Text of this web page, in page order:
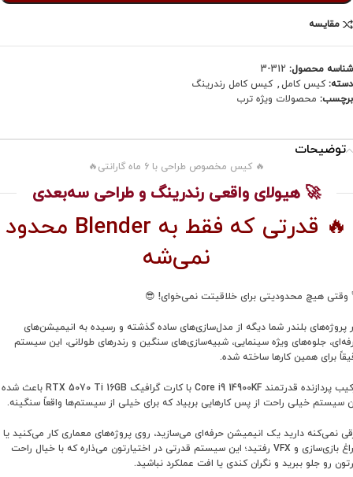
مقایسه
شناسه محصول: 312-3
دسته: کیس کامل, کیس کامل رندرینگ
برچسب: محصولات ویژه ترب
توضیحات
🔥 کیس مخصوص طراحی با 6 ماه گارانتی🔥
🚀 هیولای واقعی رندرینگ و طراحی سه‌بعدی
🔥 قدرتی که فقط به Blender محدود
نمی‌شه
وقتی هیچ محدودیتی برای خلاقیتت نمی‌خوای! 😎
پروژه‌های بلندر شما دیگه از مدل‌سازی‌های ساده گذشته و رسیده به انیمیشن‌های
جلوه‌های ویژه سینمایی، شبیه‌سازی‌های سنگین و رندرهای طولانی، این سیستم
برای همین کارها ساخته شده.
ترکیب پردازنده قدرتمند Core i9 14900KF با کارت گرافیک RTX 5070 Ti 16GB باعث شده
سیستم خیلی راحت از پس کارهایی بربیاد که برای خیلی از سیستم‌ها واقعاً سنگینه.
نمی‌کنه دارید یک انیمیشن حرفه‌ای می‌سازید، روی پروژه‌های معماری کار می‌کنید یا
سراغ بازی‌سازی و VFX رفتید؛ این سیستم قدرتی در اختیارتون می‌ذاره که با خیال راحت
رو جلو ببرید و نگران کندی یا افت عملکرد نباشید.